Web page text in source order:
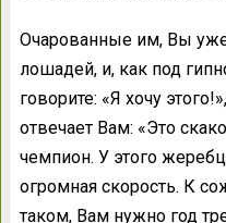
Очарованные им, Вы
лошадей, и, как под
говорите: «Я хочу
отвечает Вам: «Это
чемпион. У этого
огромная скорость. К
таком, Вам нужно год